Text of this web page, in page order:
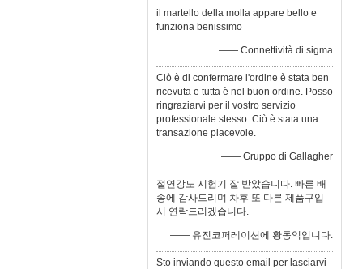
il martello della molla appare bello e
funziona benissimo
—— Connettività di sigma
Ciò è di confermare l'ordine è stata ben
ricevuta e tutta è nel buon ordine. Posso
ringraziarvi per il vostro servizio
professionale stesso. Ciò è stata una
transazione piacevole.
—— Gruppo di Gallagher
절연강도 시험기 잘 받았습니다. 빠른 배
송에 감사드리며 차후 또 다른 제품구입
시 연락드리겠습니다.
—— 유진코퍼레이션에 황동익입니다.
Sto inviando questo email per lasciarvi